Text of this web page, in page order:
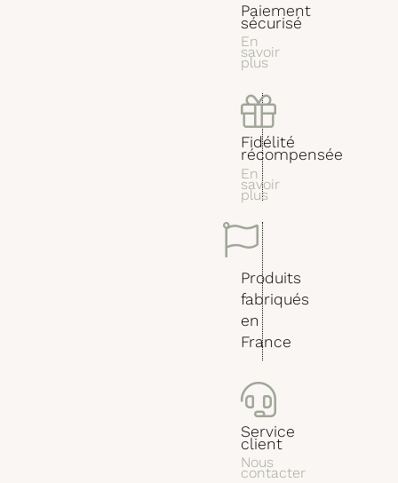
Paiement
sécurisé
En
savoir
plus
Fidélité
récompensée
En
savoir
plus
Produits
fabriqués
en
France
Service
client
Nous
contacter